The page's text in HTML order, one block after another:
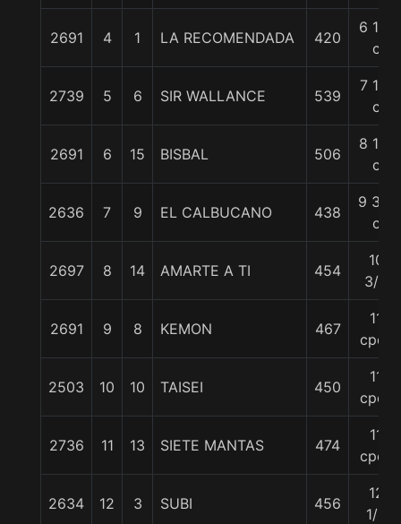
2691 4 1 LA RECOMENDADA 420
6 1/4
c
2739 5 6 SIR WALLANCE 539
7 1/4
c
2691 6 15 BISBAL 506
8 1/2
c
2636 7 9 EL CALBUCANO 438
9 3/4
c
2697 8 14 AMARTE A TI 454
10
3/4
2691 9 8 KEMON 467
11
cpos
2503 10 10 TAISEI 450
11
cpos
2736 11 13 SIETE MANTAS 474
11
cpos
2634 12 3 SUBI 456
12
1/2